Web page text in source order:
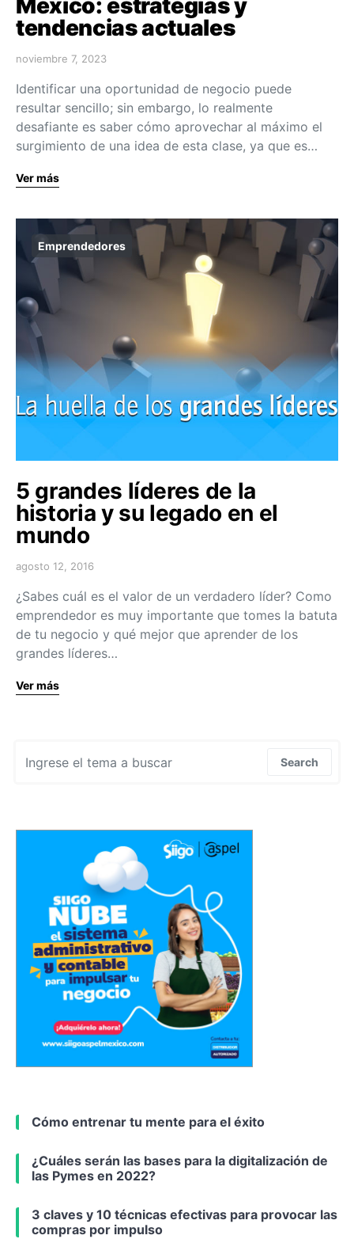
México: estrategias y
tendencias actuales
noviembre 7, 2023
Identificar una oportunidad de negocio puede
resultar sencillo; sin embargo, lo realmente
desafiante es saber cómo aprovechar al máximo el
surgimiento de una idea de esta clase, ya que es…
Ver más
Emprendedores
5 grandes líderes de la
historia y su legado en el
mundo
agosto 12, 2016
¿Sabes cuál es el valor de un verdadero líder? Como
emprendedor es muy importante que tomes la batuta
de tu negocio y qué mejor que aprender de los
grandes líderes…
Ver más
Search
Cómo entrenar tu mente para el éxito
¿Cuáles serán las bases para la digitalización de
las Pymes en 2022?
3 claves y 10 técnicas efectivas para provocar las
compras por impulso